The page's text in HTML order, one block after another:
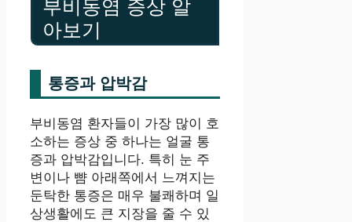
부비동염 증상 알
아보기
통증과 압박감
부비동염 환자들이 가장 많이 호
소하는 증상 중 하나는 얼굴 통
증과 압박감입니다. 특히 눈 주
변이나 뺨 아래쪽에서 느껴지는
둔탁한 통증은 매우 불쾌하며 일
상생활에도 큰 지장을 줄 수 있